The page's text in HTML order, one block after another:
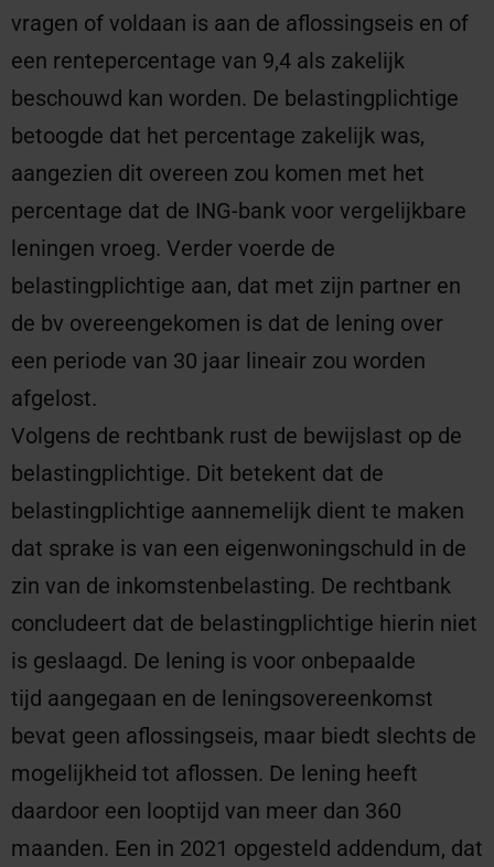
vragen of voldaan is aan de aflossingseis en of
een rentepercentage van 9,4 als zakelijk
beschouwd kan worden. De belastingplichtige
betoogde dat het percentage zakelijk was,
aangezien dit overeen zou komen met het
percentage dat de ING-bank voor vergelijkbare
leningen vroeg. Verder voerde de
belastingplichtige aan, dat met zijn partner en
de bv overeengekomen is dat de lening over
een periode van 30 jaar lineair zou worden
afgelost.
Volgens de rechtbank rust de bewijslast op de
belastingplichtige. Dit betekent dat de
belastingplichtige aannemelijk dient te maken
dat sprake is van een eigenwoningschuld in de
zin van de inkomstenbelasting. De rechtbank
concludeert dat de belastingplichtige hierin niet
is geslaagd. De lening is voor onbepaalde
tijd aangegaan en de leningsovereenkomst
bevat geen aflossingseis, maar biedt slechts de
mogelijkheid tot aflossen. De lening heeft
daardoor een looptijd van meer dan 360
maanden. Een in 2021 opgesteld addendum, dat